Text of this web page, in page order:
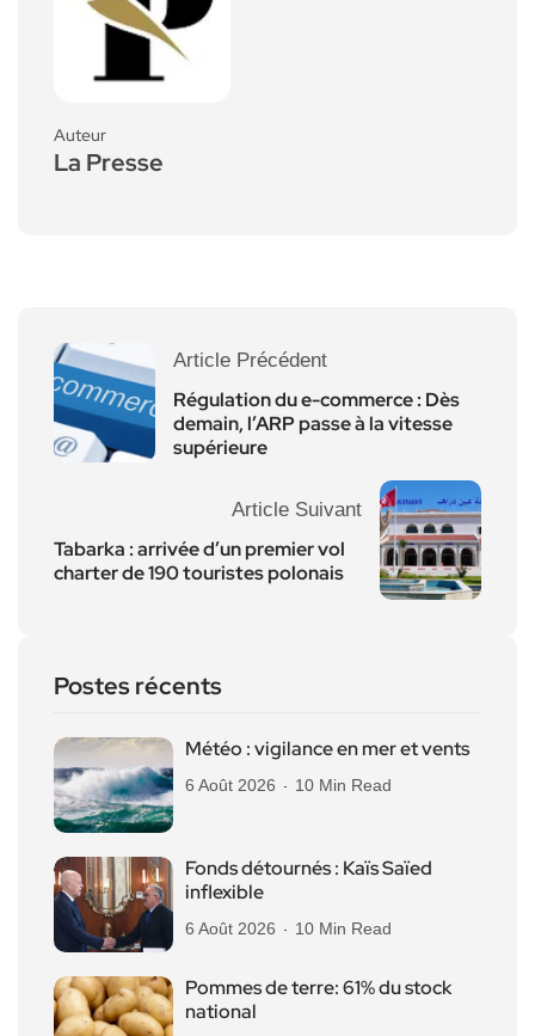
Auteur
La Presse
Article Précédent
Régulation du e-commerce : Dès
demain, l’ARP passe à la vitesse
supérieure
Article Suivant
Tabarka : arrivée d’un premier vol
charter de 190 touristes polonais
Postes récents
Météo : vigilance en mer et vents
6 Août 2026 10 Min Read
Fonds détournés : Kaïs Saïed
inflexible
6 Août 2026 10 Min Read
Pommes de terre: 61% du stock
national